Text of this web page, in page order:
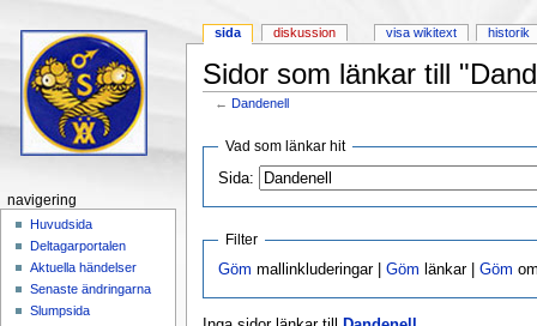
Sidor som länkar till
←Dandenell
Vad som länkar hit
Sida:
Filter
Göm mallinkluderingar |Göm länkar |Göm
sida diskussion visa wikitext historik
navigering
Huvudsida
Deltagarportalen
Aktuella händelser
Senaste ändringarna
Slumpsida